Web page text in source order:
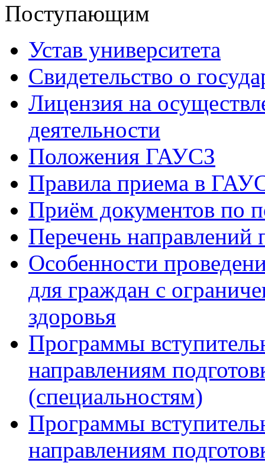
Поступающим
Устав университета
Свидетельство о
Лицензия на
деятельности
Положения ГАУСЗ
Правила приема в
Приём документов по
Перечень направлений
Особенности
для граждан с
здоровья
Программы
направлениям
(специальностям)
Программы
направлениям